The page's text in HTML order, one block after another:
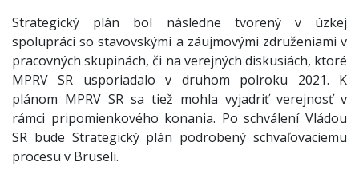
Strategický plán bol následne tvorený v úzkej
spolupráci so stavovskými a záujmovými združeniami v
pracovných skupinách, či na verejných diskusiách, ktoré
MPRV SR usporiadalo v druhom polroku 2021. K
plánom MPRV SR sa tiež mohla vyjadriť verejnosť v
rámci pripomienkového konania. Po schválení Vládou
SR bude Strategický plán podrobený schvaľovaciemu
procesu v Bruseli.